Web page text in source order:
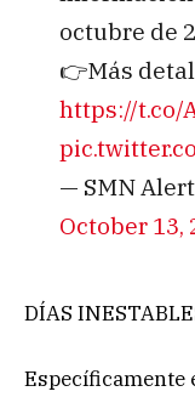
octubre de
👉Más
https://t.co/
— SMN
October 13,
DÍAS
Específicamente